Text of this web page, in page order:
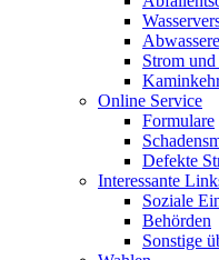
Strom und
Online Service
Formulare
Defekte
Interessante
Soziale
Behörden
Sonstige